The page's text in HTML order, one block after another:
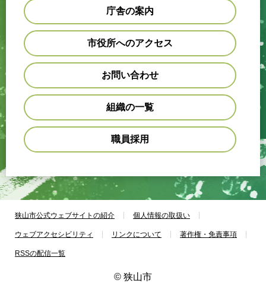
庁舎の案内
市役所へのアクセス
お問い合わせ
組織の一覧
職員採用
狭山市公式ウェブサイトの紹介 個人情報の取扱い
ウェブアクセシビリティ リンクについて 著作権・免責事項
RSSの配信一覧
© 狭山市